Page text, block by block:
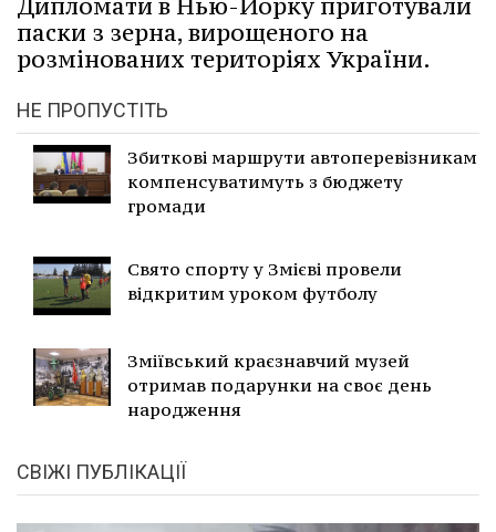
Дипломати в Нью-Йорку приготували
паски з зерна, вирощеного на
розмінованих територіях України.
НЕ ПРОПУСТІТЬ
Збиткові маршрути автоперевізникам
компенсуватимуть з бюджету
громади
Свято спорту у Змієві провели
відкритим уроком футболу
Зміївський краєзнавчий музей
отримав подарунки на своє день
народження
СВІЖІ ПУБЛІКАЦІЇ